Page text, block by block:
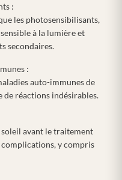
:
les photosensibilisants,
à la lumière et
secondaires.
:
auto-immunes de
de réactions indésirables.
soleil avant le traitement
y compris